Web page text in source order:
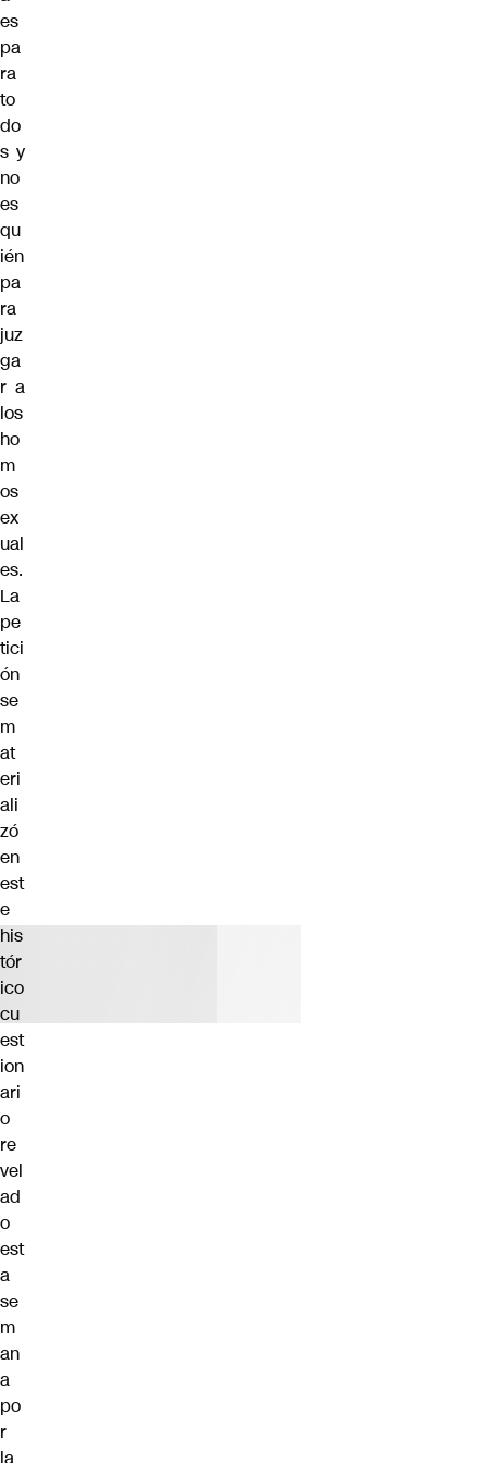
es
pa
ra
to
do
s y
no
es
qu
ién
pa
ra
juz
ga
r a
los
ho
m
os
ex
ual
es.
La
pe
tici
ón
se
m
at
eri
ali
zó
en
est
e
his
tór
ico
cu
est
ion
ari
o
re
vel
ad
o
est
a
se
m
an
a
po
r
la